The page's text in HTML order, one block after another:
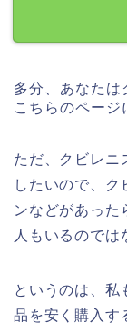
多分、あなたは
こちらのページ
ただ、クビレニ
したいので、ク
ンなどがあった
人もいるのでは
というのは、私
品を安く購入す